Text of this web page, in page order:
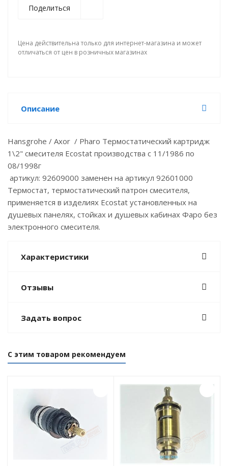
Поделиться
Цена действительна только для интернет-магазина и может
отличаться от цен в розничных магазинах
Описание
Hansgrohe / Axor / Pharo Термостатический картридж
1\2" смесителя Ecostat производства с 11/1986 по
08/1998г
артикул: 92609000 заменен на артикул 92601000
Термостат, термостатический патрон смесителя,
применяется в изделиях Ecostat установленных на
душевых панелях, стойках и душевых кабинах Фаро без
электронного смесителя.
Характеристики
Отзывы
Задать вопрос
С этим товаром рекомендуем